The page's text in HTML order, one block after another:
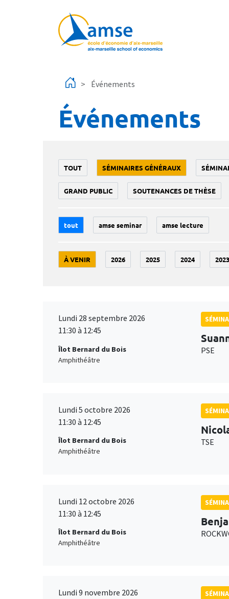
Événements
Événements
TOUT SÉMINAIRES GÉNÉRAUX
GRAND PUBLIC SOUTENANCES DE THÈSE
tout amse seminar amse lecture
À VENIR 2026 2025 2024 2023
Lundi 28 septembre 2026
11:30 à 12:45
Îlot Bernard du Bois
Amphithéâtre
PSE
Lundi 5 octobre 2026
11:30 à 12:45
Îlot Bernard du Bois
Amphithéâtre
TSE
Lundi 12 octobre 2026
11:30 à 12:45
Îlot Bernard du Bois
Amphithéâtre
Lundi 9 novembre 2026